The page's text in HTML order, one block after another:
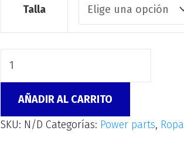
Talla
AÑADIR AL CARRITO
SKU: N/D Categorías: Power parts, Ropa